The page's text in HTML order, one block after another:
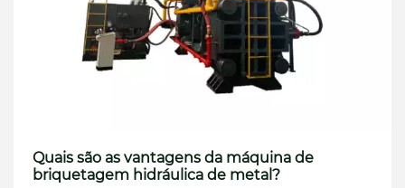
máquina de
metal?
Como funciona uma
de ferro?